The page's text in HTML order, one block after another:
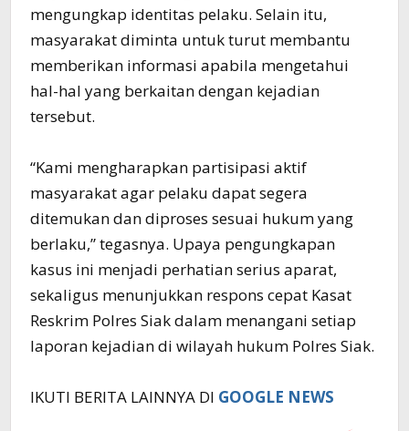
mengungkap identitas pelaku. Selain itu,
masyarakat diminta untuk turut membantu
memberikan informasi apabila mengetahui
hal-hal yang berkaitan dengan kejadian
tersebut.
“Kami mengharapkan partisipasi aktif
masyarakat agar pelaku dapat segera
ditemukan dan diproses sesuai hukum yang
berlaku,” tegasnya. Upaya pengungkapan
kasus ini menjadi perhatian serius aparat,
sekaligus menunjukkan respons cepat Kasat
Reskrim Polres Siak dalam menangani setiap
laporan kejadian di wilayah hukum Polres Siak.
IKUTI BERITA LAINNYA DI GOOGLE NEWS